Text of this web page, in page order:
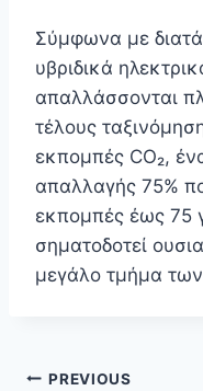
Σύμφωνα με
υβριδικά
απαλλάσσονται
τέλους
εκπομπές CO₂,
απαλλαγής 75%
εκπομπές έως 75
σηματοδοτεί
μεγάλο τμήμα
Πλοήγηση
PREVIOUS